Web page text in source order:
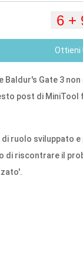
Ottieni
Gate 3
post di
di ruolo sviluppato
di riscontrare il